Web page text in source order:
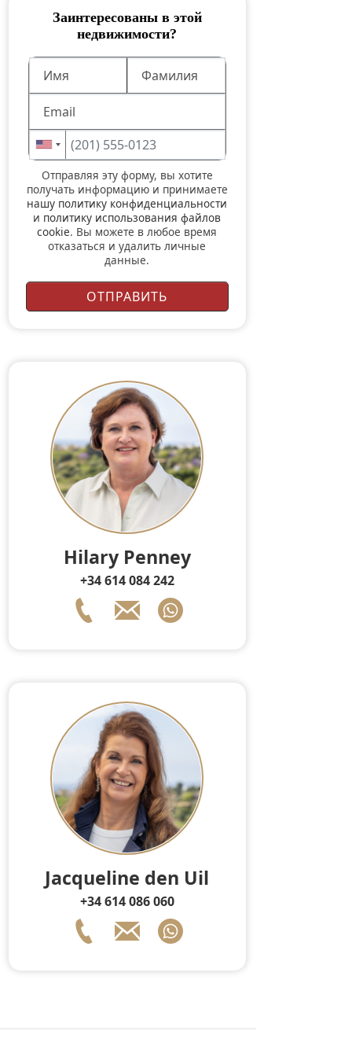
Заинтересованы в этой
недвижимости?
Отправляя эту форму, вы хотите
получать информацию и принимаете
нашу политику конфиденциальности
и политику использования файлов
cookie. Вы можете в любое время
отказаться и удалить личные
данные.
Hilary Penney
+34 614 084 242
Jacqueline den Uil
+34 614 086 060